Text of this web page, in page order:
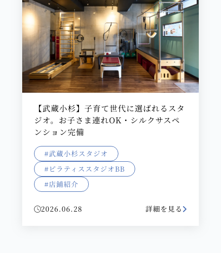
【武蔵小杉】子育て世代に選ばれるスタ
ジオ。お子さま連れOK・シルクサスペ
ンション完備
#武蔵小杉スタジオ
#ピラティススタジオBB
#店鋪紹介
2026.06.28 詳細を見る